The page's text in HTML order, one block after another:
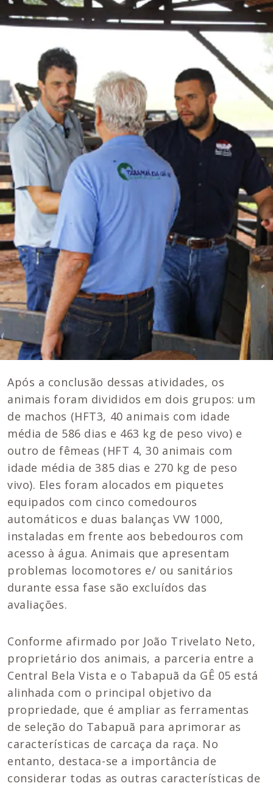
Após a conclusão dessas atividades, os
animais foram divididos em dois grupos: um
de machos (HFT3, 40 animais com idade
média de 586 dias e 463 kg de peso vivo) e
outro de fêmeas (HFT 4, 30 animais com
idade média de 385 dias e 270 kg de peso
vivo). Eles foram alocados em piquetes
equipados com cinco comedouros
automáticos e duas balanças VW 1000,
instaladas em frente aos bebedouros com
acesso à água. Animais que apresentam
problemas locomotores e/ ou sanitários
durante essa fase são excluídos das
avaliações.
Conforme afirmado por João Trivelato Neto,
proprietário dos animais, a parceria entre a
Central Bela Vista e o Tabapuã da GÊ 05 está
alinhada com o principal objetivo da
propriedade, que é ampliar as ferramentas
de seleção do Tabapuã para aprimorar as
características de carcaça da raça. No
entanto, destaca-se a importância de
considerar todas as outras características de